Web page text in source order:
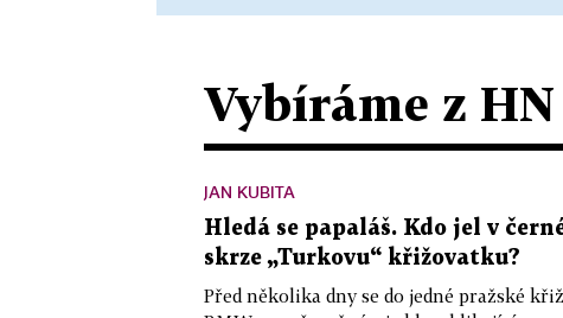
Vybíráme z HN
JAN KUBITA
Hledá se papaláš. Kdo jel v
skrze „Turkovu“ křižovatku?
Před několika dny se do jedné pražské